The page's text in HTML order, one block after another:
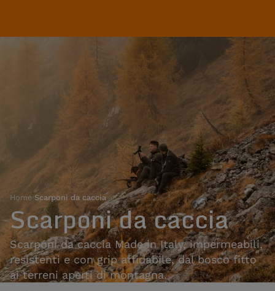
Home›Scarponi da caccia
Scarponi da caccia
Scarponi da caccia Made in Italy, impermeabili,
resistenti e con grip affidabile, dal bosco fitto
ai terreni aperti di montagna.